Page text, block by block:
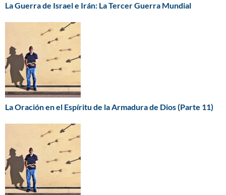
La Guerra de Israel e Irán: La Tercer Guerra Mundial
La Oración en el Espíritu de la Armadura de Dios (Parte 11)